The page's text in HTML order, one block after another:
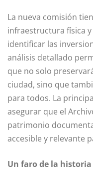
La nueva comisión
infraestructura física
identificar las
análisis detallado
que no solo
ciudad, sino que
para todos. La
asegurar que el
patrimonio
accesible y relevante
Un faro de la